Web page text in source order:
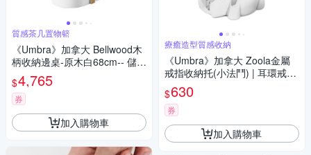
質感茶几置物籃
《Umbra》加拿大 Bellwood木
柄收納邊桌-原木白68cm-- 儲物
邊桌 沙發邊桌
$4,765
券
加入購物車
療癒造型質感收納
《Umbra》加拿大 Zoola金屬
戒指收納托(小法鬥) | 耳環戒指
架 首飾收納架
$630
券
加入購物車